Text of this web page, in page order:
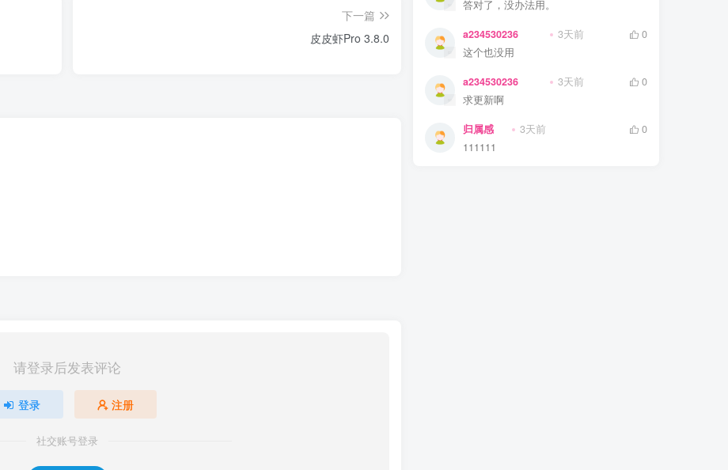
下一篇
皮皮虾Pro 3.8.0
请登录后发表评论
登录 注册
社交账号登录
答对了，没办法用。
a234530236 3天前
0
这个也没用
a234530236 3天前
0
求更新啊
归属感 3天前
0
111111